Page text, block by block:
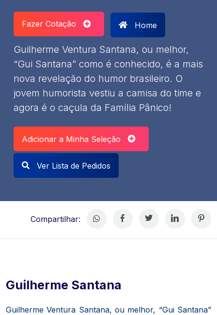
Fazer Cotação Home
Guilherme Ventura Santana, ou melhor,
“Gui Santana” como é conhecido, é a mais
nova revelação do humor brasileiro. O
jovem humorista vestiu a camisa do time e
agora é o caçula da Família Pânico!
Adicionar a Minha Seleção
Ver Lista de Pedidos
Compartilhar:
Guilherme Santana
Guilherme Ventura Santana, ou melhor, “Gui Santana”